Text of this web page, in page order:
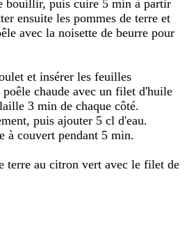
bouillir, puis cuire 5 min à partir
ensuite les pommes de terre et
avec la noisette de beurre pour
et insérer les feuilles
poêle chaude avec un filet d'huile
3 min de chaque côté.
puis ajouter 5 cl d'eau.
à couvert pendant 5 min.
terre au citron vert avec le filet de